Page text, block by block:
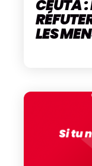
CEUTA :
LES